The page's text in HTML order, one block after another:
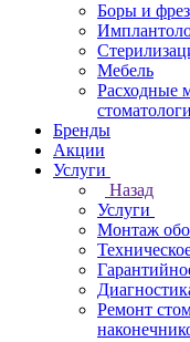
Боры и
Мебель
Расходные
Бренды
Акции
Услуги
Назад
Услуги
Монтаж
Ремонт